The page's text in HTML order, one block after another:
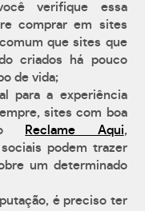
verifique essa
comprar em sites
que sites que
criados há pouco
de vida;
para a experiência
sites com boa
Reclame Aqui,
podem trazer
um determinado
é preciso ter